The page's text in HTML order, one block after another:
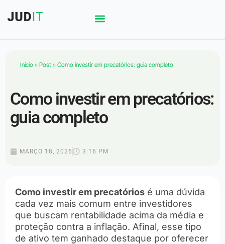
Início » Post » Como investir em precatórios: guia completo
Como investir em precatórios:
guia completo
MARÇO 18, 2026 3:16 PM
Como investir em precatórios é uma dúvida
cada vez mais comum entre investidores
que buscam rentabilidade acima da média e
proteção contra a inflação. Afinal, esse tipo
de ativo tem ganhado destaque por oferecer